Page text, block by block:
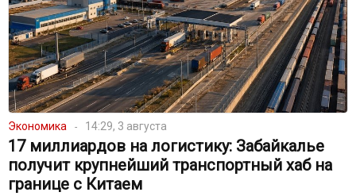
Экономика 14:29, 3 августа
17 миллиардов на логистику: Забайкалье
получит крупнейший транспортный хаб на
границе с Китаем